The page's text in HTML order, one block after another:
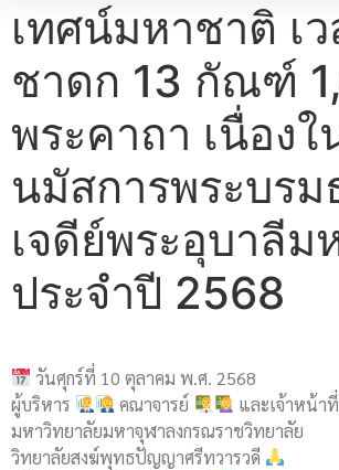
เทศน์มหาชาติ เ
ชาดก 13 กัณฑ์
พระคาถา เนื่องใ
นมัสการพระบรม
เจดีย์พระอุบาลีม
ประจำปี 2568
วันศุกร์ที่ 10 ตุลาคม พ.ศ. 2568
ผู้บริหาร
คณาจารย์
และเจ้าหน้าที่
มหาวิทยาลัยมหาจุฬาลงกรณราชวิทยาลัย
วิทยาลัยสงฆ์พุทธปัญญาศรีทวารวดี